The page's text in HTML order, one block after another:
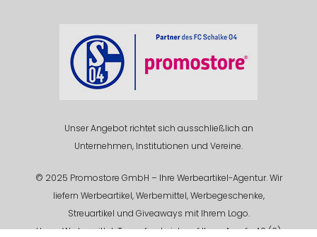
Unser Angebot richtet sich ausschließlich an
Unternehmen, Institutionen und Vereine.
© 2025 Promostore GmbH – Ihre Werbeartikel-Agentur. Wir
liefern Werbeartikel, Werbemittel, Werbegeschenke,
Streuartikel und Giveaways mit Ihrem Logo.
Unser Werbemittel-Team freut sich auf Ihren Anruf +49 (0)